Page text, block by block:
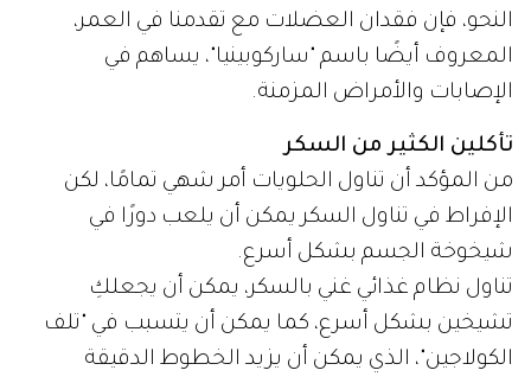
النحو، فإن فقدان العضلات مع تقدمنا ​​في العمر،
المعروف أيضًا باسم "ساركوبينيا"، يساهم في
الإصابات والأمراض المزمنة.
تأكلين الكثير من السكر
من المؤكد أن تناول الحلويات أمر شهي تمامًا، لكن
الإفراط في تناول السكر يمكن أن يلعب دورًا في
شيخوخة الجسم بشكل أسرع.
تناول نظام غذائي غني بالسكر، يمكن أن يجعلكِ
تشيخين بشكل أسرع، كما يمكن أن يتسبب في "تلف
الكولاجين"، الذي يمكن أن يزيد الخطوط الدقيقة